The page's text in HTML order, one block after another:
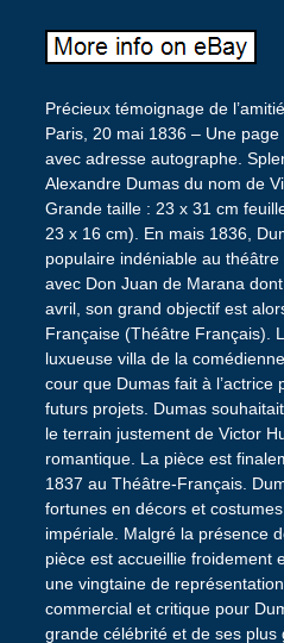
Précieux témoignage de
Paris, 20 mai 1836 – Une
avec adresse autographe.
Alexandre Dumas du nom de
Grande taille : 23 x 31 cm
23 x 16 cm). En mais 1836,
populaire indéniable au
avec Don Juan de Marana
avril, son grand objectif est
Française (Théâtre Français).
luxueuse villa de la
cour que Dumas fait à l’actrice
futurs projets. Dumas
le terrain justement de Victor
romantique. La pièce est
1837 au Théâtre-Français.
fortunes en décors et
impériale. Malgré la présence
pièce est accueillie froidement
une vingtaine de
commercial et critique pour
grande célébrité et de ses